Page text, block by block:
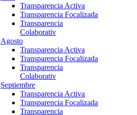
Transparencia Activa
Transparencia Focalizada
Transparencia
Colaborativ
Agosto
Transparencia Activa
Transparencia Focalizada
Transparencia
Colaborativ
Septiembre
Transparencia Activa
Transparencia Focalizada
Transparencia